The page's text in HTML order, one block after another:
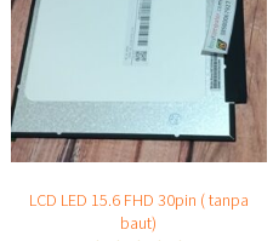
LCD LED 15.6 FHD 30pin ( tanpa
baut)